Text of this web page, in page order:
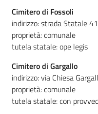
Cimitero di Fossoli
indirizzo: strada Statale
proprietà: comunale
tutela statale: ope legis
Cimitero di Gargallo
indirizzo: via Chiesa
proprietà: comunale
tutela statale: con